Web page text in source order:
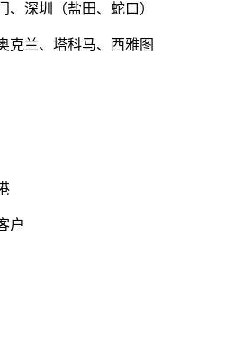
深圳（盐田、蛇口）
克兰、塔科马、西雅图
户